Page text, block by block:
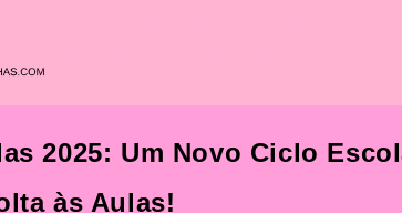
2025: Um Novo Ciclo
às Aulas!